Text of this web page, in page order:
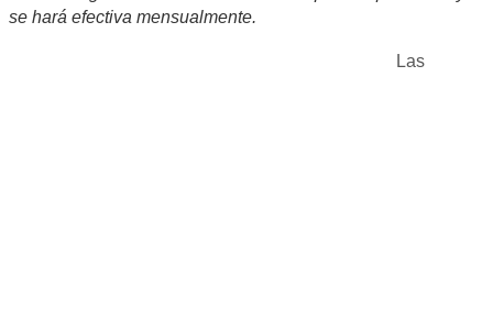
se hará efectiva mensualmente.
Las